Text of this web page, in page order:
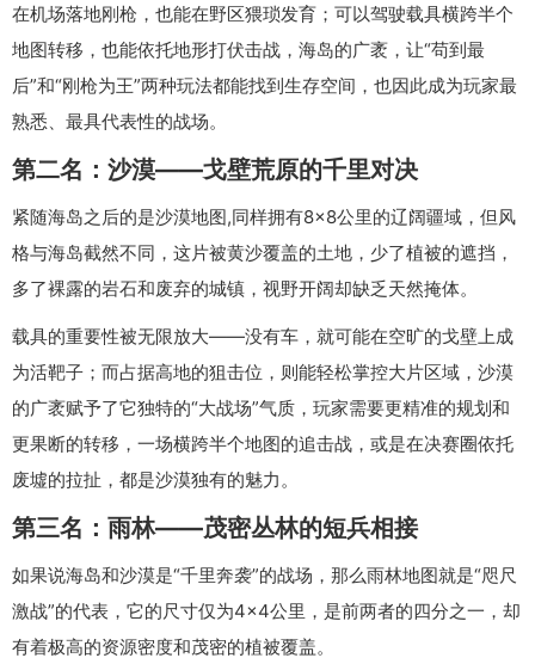
在机场落地刚枪，也能在野区猥琐发育；可以驾驶载具横跨半个
地图转移，也能依托地形打伏击战，海岛的广袤，让“苟到最
后”和“刚枪为王”两种玩法都能找到生存空间，也因此成为玩家最
熟悉、最具代表性的战场。
第二名：沙漠——戈壁荒原的千里对决
紧随海岛之后的是沙漠地图,同样拥有8×8公里的辽阔疆域，但风
格与海岛截然不同，这片被黄沙覆盖的土地，少了植被的遮挡，
多了裸露的岩石和废弃的城镇，视野开阔却缺乏天然掩体。
载具的重要性被无限放大——没有车，就可能在空旷的戈壁上成
为活靶子；而占据高地的狙击位，则能轻松掌控大片区域，沙漠
的广袤赋予了它独特的“大战场”气质，玩家需要更精准的规划和
更果断的转移，一场横跨半个地图的追击战，或是在决赛圈依托
废墟的拉扯，都是沙漠独有的魅力。
第三名：雨林——茂密丛林的短兵相接
如果说海岛和沙漠是“千里奔袭”的战场，那么雨林地图就是“咫尺
激战”的代表，它的尺寸仅为4×4公里，是前两者的四分之一，却
有着极高的资源密度和茂密的植被覆盖。